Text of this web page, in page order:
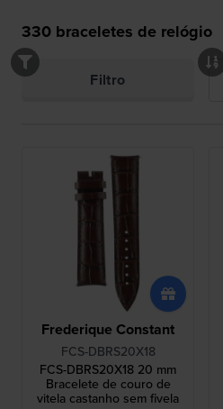
330 braceletes de relógio
Filtro
Frederique Constant
FCS-DBRS20X18
FCS-DBRS20X18 20 mm
Bracelete de couro de
vitela castanho sem fivela